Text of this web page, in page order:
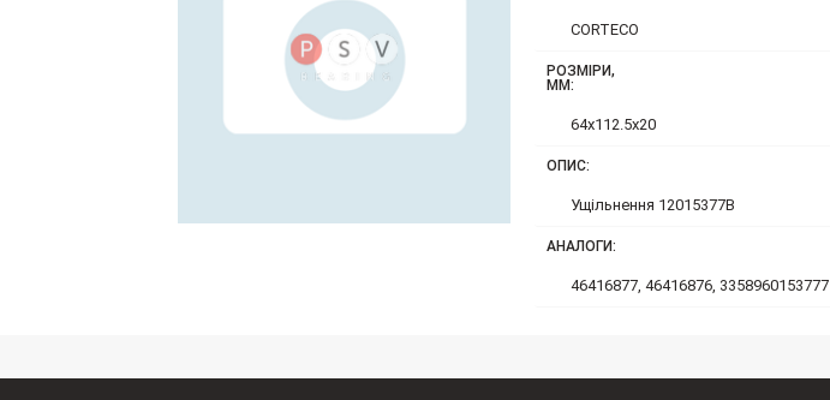
CORTECO
РОЗМІРИ,
ММ:
64x112.5x20
ОПИС:
Ущільнення 12015377B
АНАЛОГИ:
46416877, 46416876, 3358960153777